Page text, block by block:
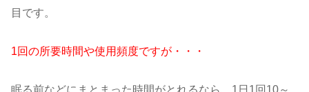
目です。
1回の所要時間や使用頻度ですが・・・
眠る前などにまとまった時間がとれるなら、1日1回10～